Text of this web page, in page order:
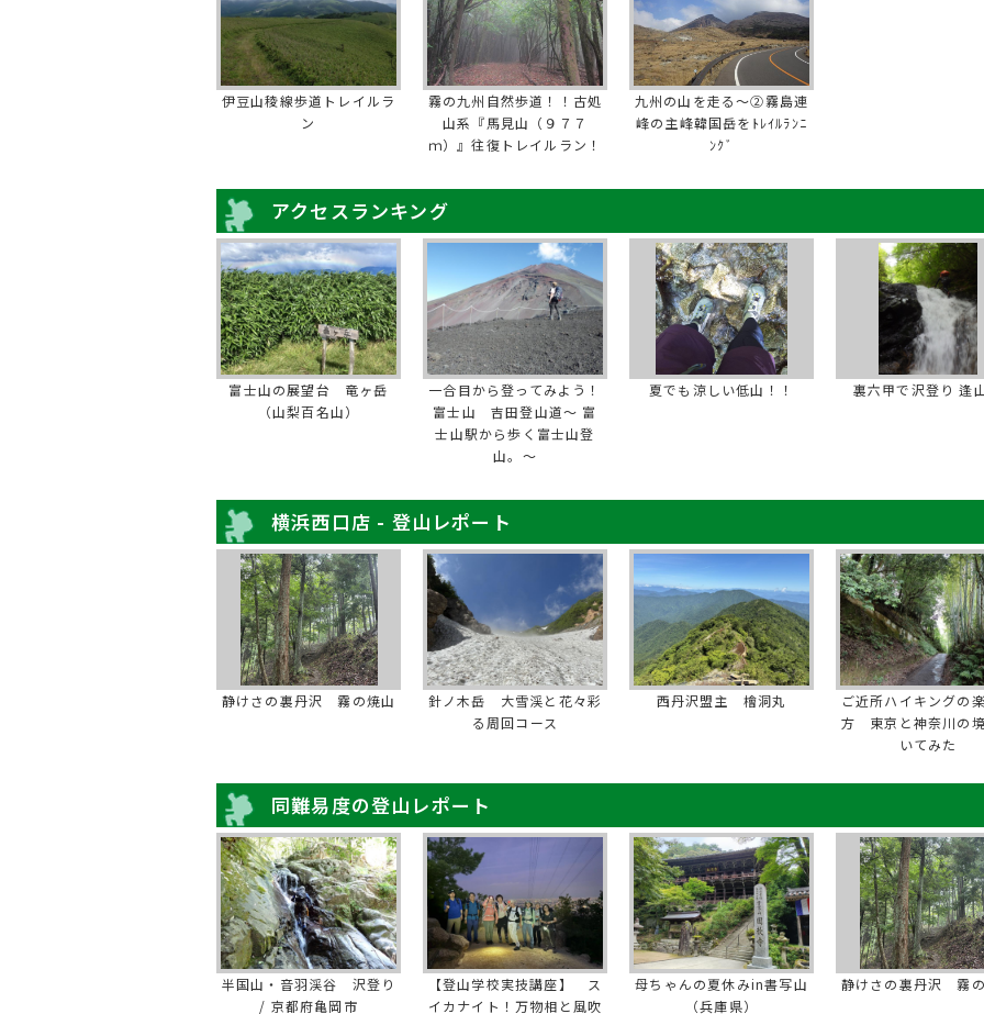
伊豆山稜線歩道トレイルラ
ン
霧の九州自然歩道！！古処
山系『馬見山（９７７
ｍ）』往復トレイルラン！
九州の山を走る～②霧島連
峰の主峰韓国岳をﾄﾚｲﾙﾗﾝﾆ
ﾝｸﾞ
アクセスランキング
富士山の展望台 竜ヶ岳
（山梨百名山）
一合目から登ってみよう！
富士山 吉田登山道～ 富
士山駅から歩く富士山登
山。～
夏でも涼しい低山！！ 裏六甲で沢登り 逢
横浜西口店 - 登山レポート
静けさの裏丹沢 霧の焼山
針ノ木岳 大雪渓と花々彩
る周回コース
西丹沢盟主 檜洞丸
ご近所ハイキングの
方 東京と神奈川の
いてみた
同難易度の登山レポート
半国山・音羽渓谷 沢登り
/ 京都府亀岡市
【登山学校実技講座】 ス
イカナイト！万物相と風吹
母ちゃんの夏休みin書写山
（兵庫県）
静けさの裏丹沢 霧